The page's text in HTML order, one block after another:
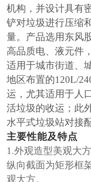
机构，并设计具有
铲对垃圾进行压缩
量。产品选用东风
高品质电、液元件
适用于城市街道、
地区布置的120L/
运，尤其适用于人
活垃圾的收运；此
水平式垃圾站对接
主要性能及特点
1.外观造型美观大方
纵向截面为矩形框
观大方。